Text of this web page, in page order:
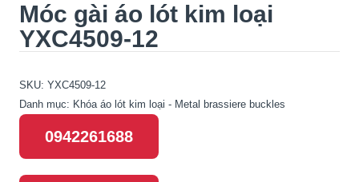
Móc gài áo lót kim loại
YXC4509-12
SKU: YXC4509-12
Danh mục: Khóa áo lót kim loại - Metal brassiere buckles
0942261688